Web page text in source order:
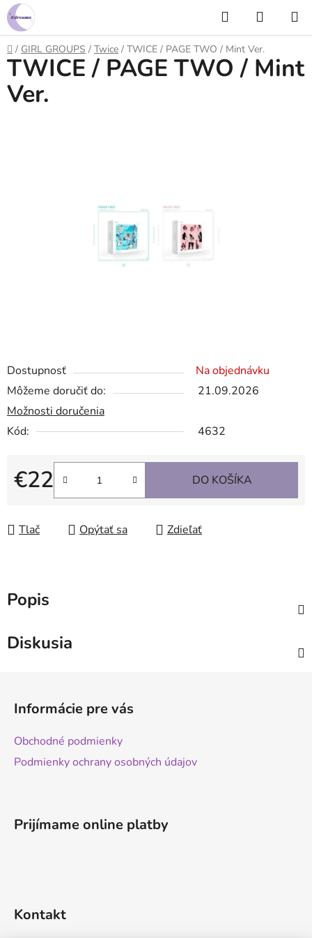
Prejsť
na
obsah
Hľadať
KOŠÍK
Domov
/ GIRL GROUPS / Twice / TWICE / PAGE TWO / Mint Ver.
Dostupnosť
Na objednávku
Môžeme doručiť do:
21.09.2026
Možnosti doručenia
Kód:
4632
€22
Jednotková cena:
DO KOŠÍKA
Tlač Opýtať sa Zdieľať
TWICE / PAGE TWO / Mint
Ver.
Popis
Diskusia
Informácie pre vás
Obchodné podmienky
Podmienky ochrany osobných údajov
Prijímame online platby
Kontakt